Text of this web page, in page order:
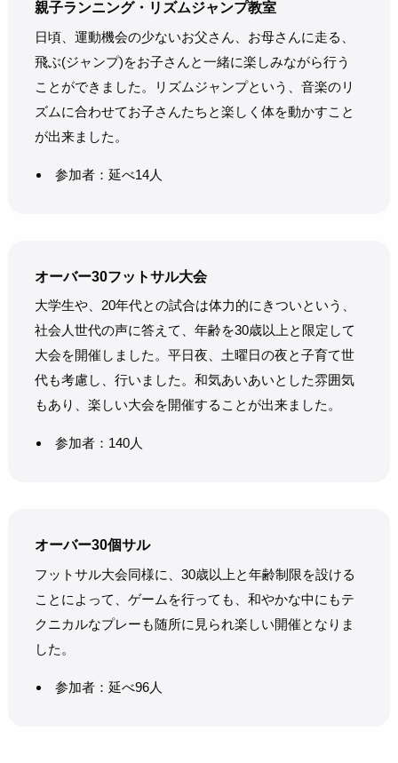
親子ランニング・リズムジャンプ教室
日頃、運動機会の少ないお父さん、お母さんに走る、
飛ぶ(ジャンプ)をお子さんと一緒に楽しみながら行う
ことができました。リズムジャンプという、音楽のリ
ズムに合わせてお子さんたちと楽しく体を動かすこと
が出来ました。
参加者：延べ14人
オーバー30フットサル大会
大学生や、20年代との試合は体力的にきついという、
社会人世代の声に答えて、年齢を30歳以上と限定して
大会を開催しました。平日夜、土曜日の夜と子育て世
代も考慮し、行いました。和気あいあいとした雰囲気
もあり、楽しい大会を開催することが出来ました。
参加者：140人
オーバー30個サル
フットサル大会同様に、30歳以上と年齢制限を設ける
ことによって、ゲームを行っても、和やかな中にもテ
クニカルなプレーも随所に見られ楽しい開催となりま
した。
参加者：延べ96人